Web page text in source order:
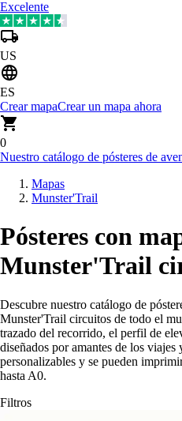
Excelente
US
ES
Crear mapaCrear un mapa ahora
0
Nuestro catálogo de pósteres de
Mapas
Munster'Trail
Pósteres con
Munster'Trail
Descubre nuestro catálogo de
Munster'Trail circuitos de todo el
trazado del recorrido, el perfil de
diseñados por amantes de los
personalizables y se pueden
hasta A0.
Filtros